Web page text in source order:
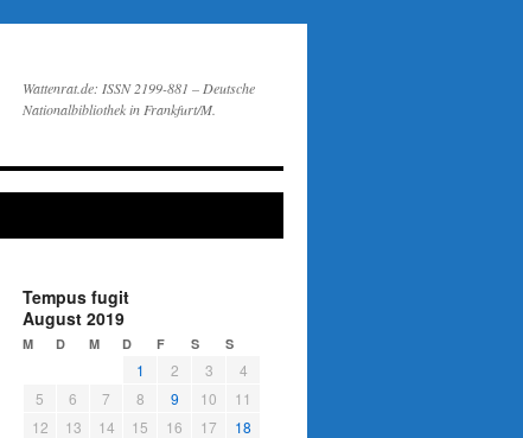
Wattenrat.de: ISSN 2199-881 – Deutsche
Nationalbibliothek in Frankfurt/M.
Tempus fugit
August 2019
M D M D F S S
1 2 3
4
5
6 7 8 9 10
11
12
13 14 15 16 17
18